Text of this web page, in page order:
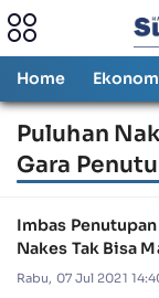
Home
Puluhan
Gara
Imbas
Nakes Tak Bisa
Rabu, 07 Jul 2021